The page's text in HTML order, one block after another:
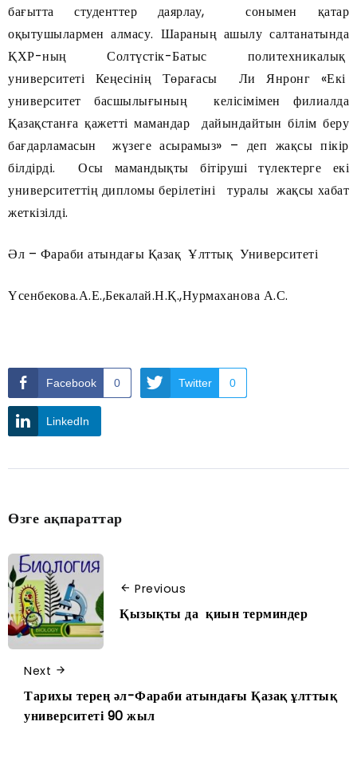
бағытта студенттер даярлау, сонымен қатар
оқытушылармен алмасу. Шараның ашылу салтанатында
ҚХР-ның Солтүстік-Батыс политехникалық
университеті Кеңесінің Төрағасы Ли Янронг «Екі
университет басшылығының келісімімен филиалда
Қазақстанға қажетті мамандар дайындайтын білім беру
бағдарламасын жүзеге асырамыз» – деп жақсы пікір
білдірді. Осы мамандықты бітіруші түлектерге екі
университеттің дипломы берілетіні туралы жақсы хабат
жеткізілді.
Әл – Фараби атындағы Қазақ Ұлттық Университеті
Үсенбекова.А.Е.,Бекалай.Н.Қ.,Нурмаханова А.С.
Facebook 0 Twitter 0
LinkedIn
Өзге ақпараттар
Previous
Қызықты да қиын терминдер
Next
Тарихы терең әл-Фараби атындағы Қазақ ұлттық
университеті 90 жыл